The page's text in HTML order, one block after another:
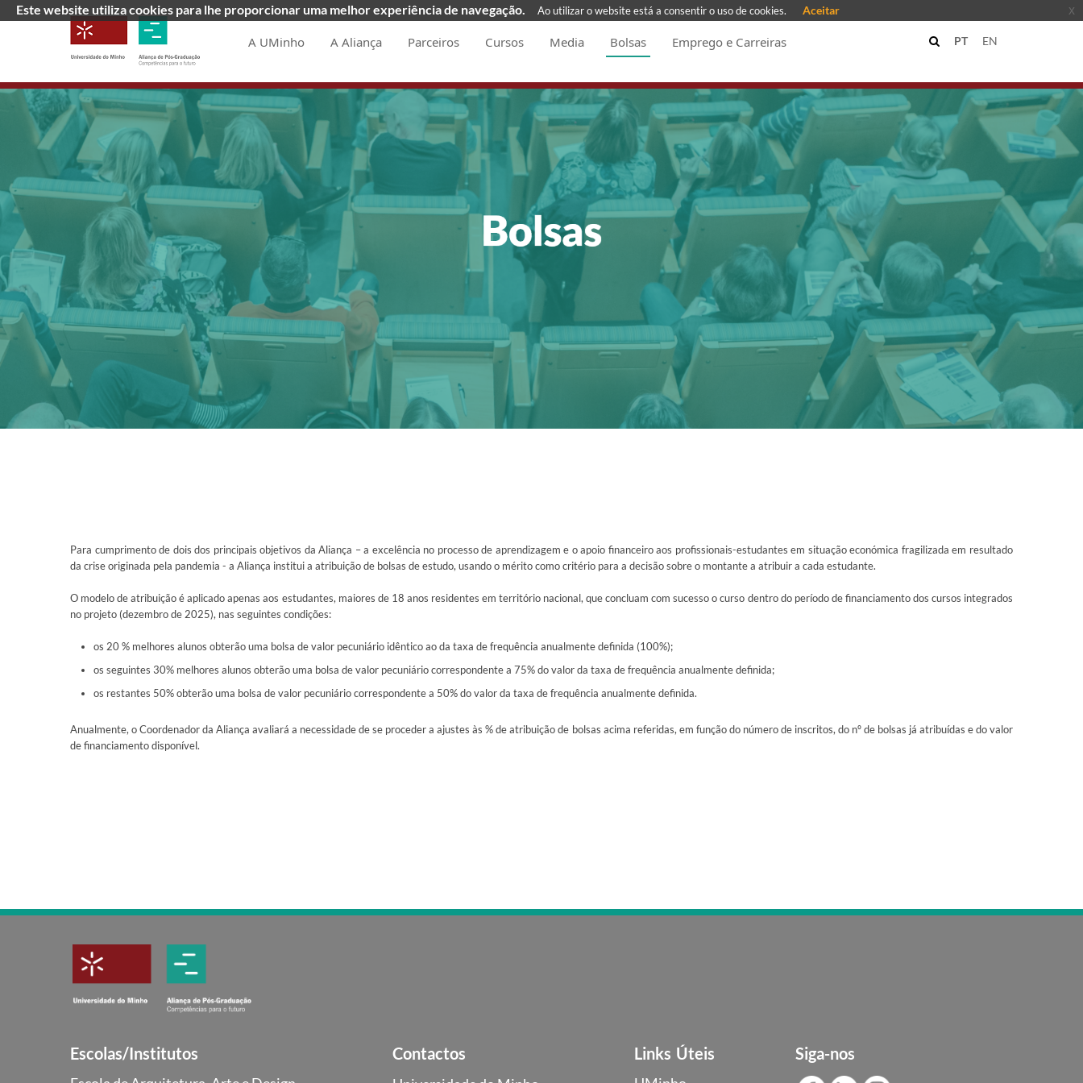
A UMinho A Aliança Parceiros Cursos Media Bolsas Emprego e Carreiras EN
PT
Para cumprimento de dois dos principais objetivos da Aliança – a excelência no processo de aprendizagem e o apoio financeiro aos profissionais-estudantes em situação económica fragilizada em resultado
da crise originada pela pandemia - a Aliança institui a atribuição de bolsas de estudo, usando o mérito como critério para a decisão sobre o montante a atribuir a cada estudante.
O modelo de atribuição é aplicado apenas aos estudantes, maiores de 18 anos residentes em território nacional, que concluam com sucesso o curso dentro do período de financiamento dos cursos integrados
no projeto (dezembro de 2025), nas seguintes condições:
os 20 % melhores alunos obterão uma bolsa de valor pecuniário idêntico ao da taxa de frequência anualmente definida (100%);
os seguintes 30% melhores alunos obterão uma bolsa de valor pecuniário correspondente a 75% do valor da taxa de frequência anualmente definida;
os restantes 50% obterão uma bolsa de valor pecuniário correspondente a 50% do valor da taxa de frequência anualmente definida.
Anualmente, o Coordenador da Aliança avaliará a necessidade de se proceder a ajustes às % de atribuição de bolsas acima referidas, em função do número de inscritos, do nº de bolsas já atribuídas e do valor
de financiamento disponível.
Escolas/Institutos Contactos Links Úteis Siga-nos
Este website utiliza cookies para lhe proporcionar uma melhor experiência de navegação. Ao utilizar o website está a consentir o uso de cookies. Aceitar x